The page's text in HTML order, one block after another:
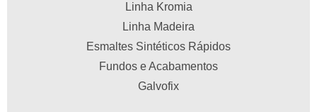
Linha Kromia
Linha Madeira
Esmaltes Sintéticos Rápidos
Fundos e Acabamentos
Galvofix